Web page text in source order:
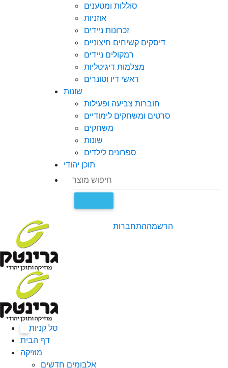
סוללות ומטענים
אוזניות
זכרונות ניידים
דיסקים קשיחים חיצוניים
רמקולים ניידים
מצלמות דיגיטליות
ראשי דיו וטונרים
שונות
חוברות צביעה ופעילות
סרטים ומשחקים לימודיים
משחקים
שונות
ספרונים לילדים
תוכן יהודי
התחברותהרשמה
סל קניות
דף הבית
מוזיקה
אלבומים חדשים